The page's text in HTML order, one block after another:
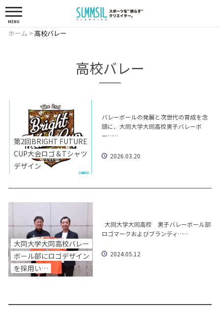
MENU
ホーム >高校バレー
高校バレー
第2回BRIGHT FUTURE
CUP大会ロゴ＆Tシャツ
デザイン
バレーボールの発展と次世代の育成を念
頭に、大同大学大同高校男子バレーボ
ー……
2026.03.20
大同大学大同高校バレー
ボール部にロゴデザイン
を採用い…
大同大学大同高校 男子バレーボール部
ロゴマークおよびブランディ……
2024.05.12